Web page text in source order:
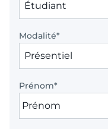
Modalité*
Prénom*